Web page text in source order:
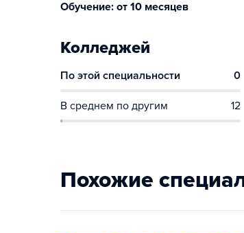
Обучение: от 10 месяцев
Колледжей
По этой специальности 0
В среднем по другим 12
Похожие